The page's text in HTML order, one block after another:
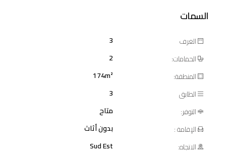
السمات
الغرف
3
الحمامات:
2
المنطقة:
174m²
الطابق
3
التوفر:
متاح
الإقامة :
بدون أثاث
الاتجاه:
Sud Est